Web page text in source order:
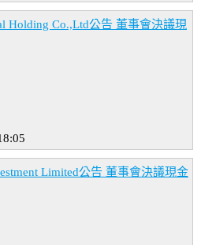
Holding Co.,Ltd公告 董事會決議現
Limited公告 董事會決議現金